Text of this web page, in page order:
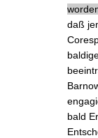
daß
bald